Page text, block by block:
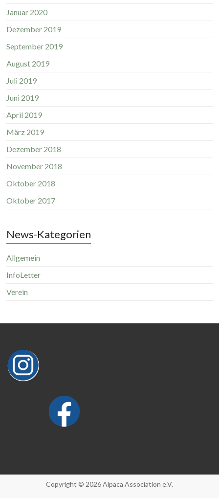
Januar 2020
Dezember 2019
September 2019
August 2019
Juli 2019
Juni 2019
April 2019
März 2019
Dezember 2018
November 2018
Oktober 2018
Oktober 2017
News-Kategorien
Allgemein
InfoLetter
Verein
Copyright © 2026 Alpaca Association e.V.